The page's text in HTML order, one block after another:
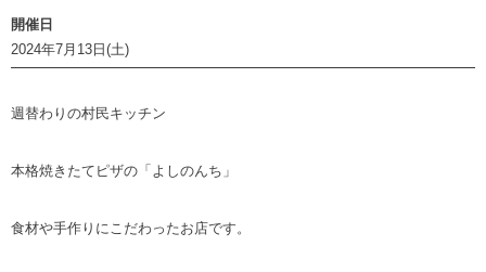
開催日
2024年7月13日(土)
週替わりの村民キッチン
本格焼きたてピザの「よしのんち」
食材や手作りにこだわったお店です。